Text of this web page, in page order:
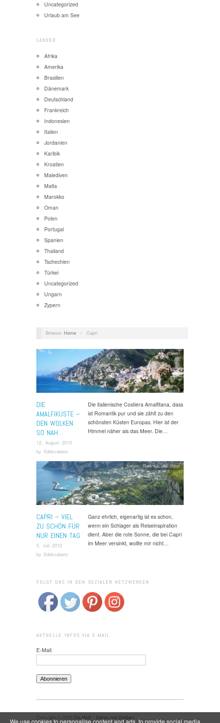
Uncategorized
Urlaub am See
LÄNDER
Afrika
Amerika
Brasilien
Dänemark
Deutschland
Frankreich
Indonesien
Italien
Jordanien
Karibik
Kroatien
Malediven
Malta
Marokko
Oman
Polen
Portugal
Spanien
Thailand
Tschechien
Türkei
Uncategorized
Ungarn
Zypern
Browse: Home / Capri
DIE
AMALFIKÜSTE –
DEN WOLKEN
SO NAH…
12. August 2013
by Eddscabero
Italien
Die italienische Costiera Amalfitana, dass
ist Romantik pur und sie zählt zu den
schönsten Küsten Europas. Hier ist der
Himmel näher als das Meer. Die…
CAPRI – VIEL
ZU SCHÖN FÜR
NUR EINEN TAG
5. Juli 2012
by Eddscabero
Italien,Reif für die Insel
Ganz ehrlich, eigenartig ist es schon,
wenn ein Schlager als Reiseinspiration
dient. Aber die rote Sonne, die bei Capri
im Meer versinkt, wollte mir nicht…
FOLGT UNS IN DEN SOZIALEN NETZWERKEN
AKTUELLE INFOS VIA E-MAIL
E-Mail:
Die Welt - Sehen und Erleben
We use cookies to personalise content and ads, to provide social media